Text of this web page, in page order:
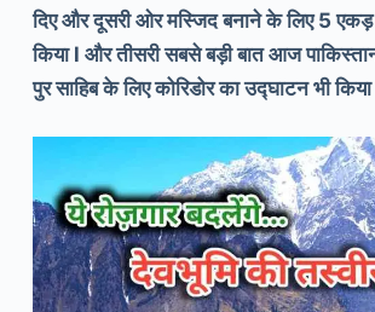
दिए और दूसरी ओर मस्जिद बनाने के लिए 5
किया l और तीसरी सबसे बड़ी बात आज
पुर साहिब के लिए कोरिडोर का उद्घाटन भी किया